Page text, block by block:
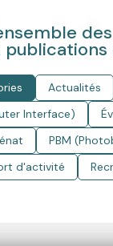
Actualités
Interface)
PBM
d'activité